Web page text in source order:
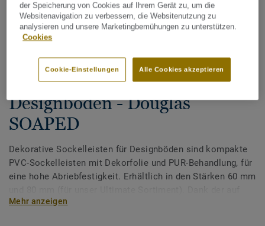
Alle Designs anzeigen (200)
Dekorative Sockelleisten für
Designböden - Douglas
SOAPED
Dekorative Sockelleisten für Designböden sind kompakte
PVC-Sockelleisten mit Dekorfolie und PUR-Behandlung, für
eine hohe Abriebfestigkeit. Erhältlich in den Stärken 60 mm
unsere Designböden abgestimmten Farben sorgen Sie für
Mehr anzeigen
der Speicherung von Cookies auf Ihrem Gerät zu, um die
Websitenavigation zu verbessern, die Websitenutzung zu
analysieren und unsere Marketingbemühungen zu unterstützen.
Cookies
Alle Cookies akzeptieren
Cookie-Einstellungen